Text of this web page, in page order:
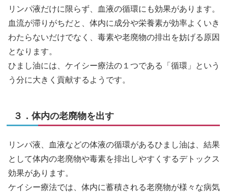
リンパ液だけに限らず、血液の循環にも効果があります。
血流が滞りがちだと、体内に成分や栄養素が効率よくいき
わたらないだけでなく、毒素や老廃物の排出を妨げる原因
となります。
ひまし油には、ケイシー療法の１つである「循環」という
う分に大きく貢献するようです。
３．体内の老廃物を出す
リンパ液、血液などの体液の循環があるひまし油は、結果
として体内の老廃物や毒素を排出しやすくするデトックス
効果があります。
ケイシー療法では、体内に蓄積される老廃物が様々な病気